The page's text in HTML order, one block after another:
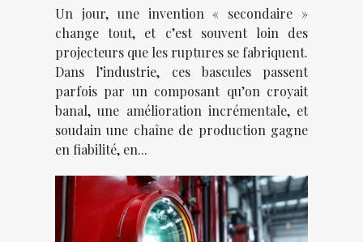
Un jour, une invention « secondaire »
change tout, et c’est souvent loin des
projecteurs que les ruptures se fabriquent.
Dans l’industrie, ces bascules passent
parfois par un composant qu’on croyait
banal, une amélioration incrémentale, et
soudain une chaîne de production gagne
en fiabilité, en...